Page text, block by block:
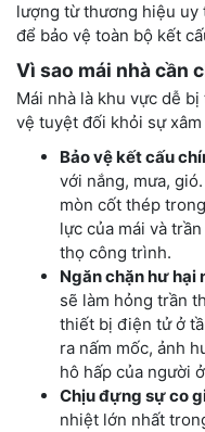
lượng từ thương hiệu
để bảo vệ toàn bộ kết
Vì sao mái nhà cần
Mái nhà là khu vực dễ
vệ tuyệt đối khỏi sự
Bảo vệ kết cấu
với nắng, mưa,
mòn cốt thép
lực của mái và
thọ công trình.
Ngăn chặn hư hại
sẽ làm hỏng trần
thiết bị điện tử ở
ra nấm mốc, ảnh
hô hấp của người
Chịu đựng sự co
nhiệt lớn nhất